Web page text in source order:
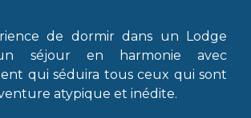
de dormir dans un Lodge
séjour en harmonie avec
qui séduira tous ceux qui sont
atypique et inédite.